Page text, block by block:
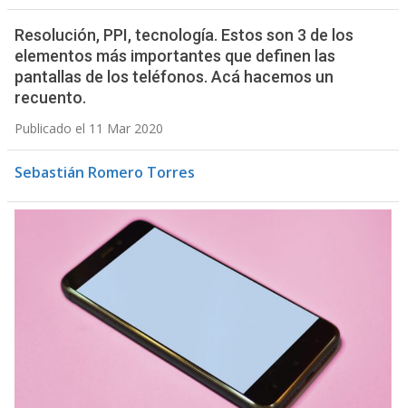
Resolución, PPI, tecnología. Estos son 3 de los
elementos más importantes que definen las
pantallas de los teléfonos. Acá hacemos un
recuento.
Publicado el 11 Mar 2020
Sebastián Romero Torres